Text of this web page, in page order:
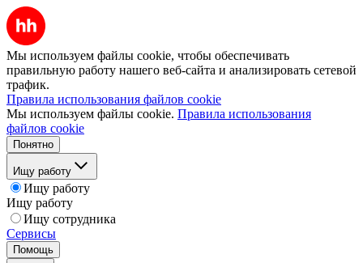
Мы используем файлы cookie, чтобы обеспечивать
правильную работу нашего веб-сайта и анализировать сетевой
трафик.
Правила использования файлов cookie
Мы используем файлы cookie. Правила использования
файлов cookie
Понятно
Ищу работу
Ищу работу
Ищу работу
Ищу сотрудника
Сервисы
Помощь